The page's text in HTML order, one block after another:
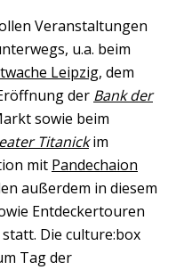
Veranstaltungen
u.a. beim
Leipzig, dem
der Bank der
sowie beim
Titanickim
mit Pandechaion
außerdem in diesem
Entdeckertouren
Die culture:box
Tag der